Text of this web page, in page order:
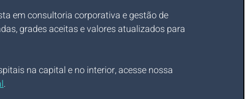
em consultoria corporativa e gestão de
grades aceitas e valores atualizados para
na capital e no interior, acesse nossa
.